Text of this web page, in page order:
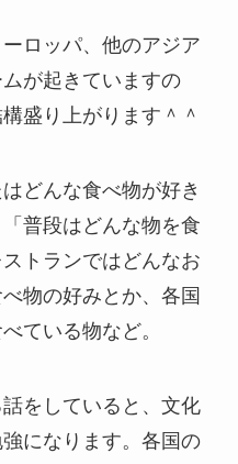
ロッパ、他のアジア
が起きていますの
盛り上がります＾＾
どんな食べ物が好き
普段はどんな物を食
トランではどんなお
物の好みとか、各国
ている物など。
をしていると、文化
になります。各国の